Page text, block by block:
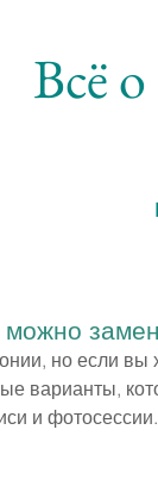
Всё о
но если вы
варианты,
и фотосессии.